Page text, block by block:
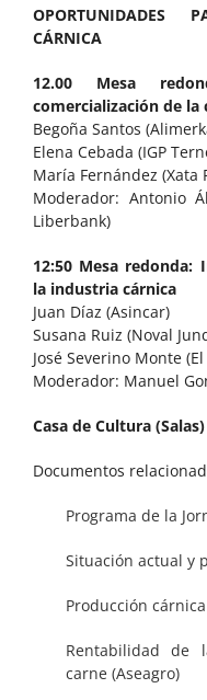
OPORTUNIDADES
CÁRNICA
12.00 Mesa
comercialización de la
Begoña Santos
Elena Cebada (IGP
María Fernández (Xata
Moderador: Antonio
Liberbank)
12:50 Mesa redonda:
la industria cárnica
Juan Díaz (Asincar)
Susana Ruiz (Noval
José Severino Monte
Moderador: Manuel
Casa de Cultura
Documentos
Programa de la
Situación actual y
Producción
Rentabilidad de
carne (Aseagro)